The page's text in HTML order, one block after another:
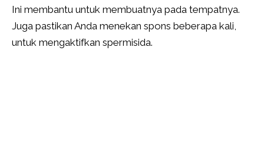
Ini membantu untuk membuatnya pada tempatnya.
Juga pastikan Anda menekan spons beberapa kali,
untuk mengaktifkan spermisida.